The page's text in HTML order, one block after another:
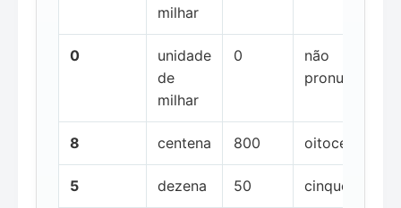
milhar
0
unidade
de
milhar
0
não
pronunciada
8 centena 800 oitocentos
5 dezena 50 cinquenta